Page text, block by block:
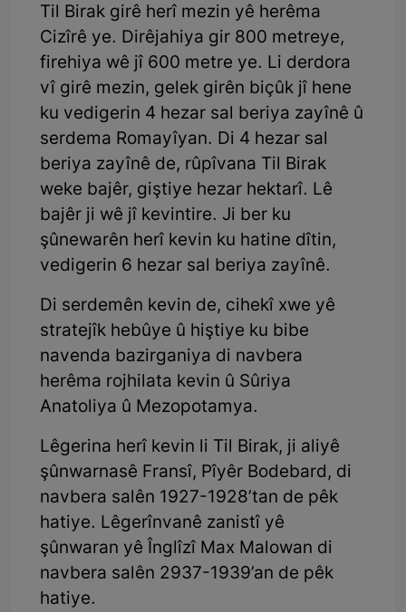
Til Birak girê herî mezin yê herêma
Cizîrê ye. Dirêjahiya gir 800 metreye,
firehiya wê jî 600 metre ye. Li derdora
vî girê mezin, gelek girên biçûk jî hene
ku vedigerin 4 hezar sal beriya zayînê û
serdema Romayîyan. Di 4 hezar sal
beriya zayînê de, rûpîvana Til Birak
weke bajêr, giştiye hezar hektarî. Lê
bajêr ji wê jî kevintire. Ji ber ku
şûnewarên herî kevin ku hatine dîtin,
vedigerin 6 hezar sal beriya zayînê.
Di serdemên kevin de, cihekî xwe yê
stratejîk hebûye û hiştiye ku bibe
navenda bazirganiya di navbera
herêma rojhilata kevin û Sûriya
Anatoliya û Mezopotamya.
Lêgerina herî kevin li Til Birak, ji aliyê
şûnwarnasê Fransî, Pîyêr Bodebard, di
navbera salên 1927-1928’tan de pêk
hatiye. Lêgerînvanê zanistî yê
şûnwaran yê Înglîzî Max Malowan di
navbera salên 2937-1939’an de pêk
hatiye.